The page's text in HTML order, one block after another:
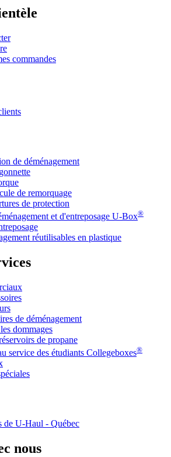
commandes
de déménagement
de remorquage
de protection
et d'entreposage U-Box®
réutilisables en plastique
de déménagement
dommages
de propane
service des étudiants Collegeboxes®
de U-Haul - Québec
nous